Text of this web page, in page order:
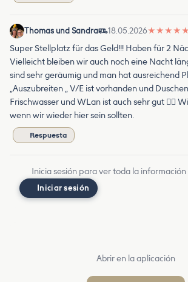
Thomas und Sandra 18.05.2026★ ★ ★ ★ ★
Super Stellplatz für das Geld!!! Haben für 2
Vielleicht bleiben wir auch noch eine Nacht
sind sehr geräumig und man hat ausreichend
„Auszubreiten „ V/E ist vorhanden und
Frischwasser und WLan ist auch sehr gut 👍🏻
wenn wir wieder hier sein sollten.
Respuesta
Inicia sesión para ver toda la información
Iniciar sesión
Abrir en la aplicación